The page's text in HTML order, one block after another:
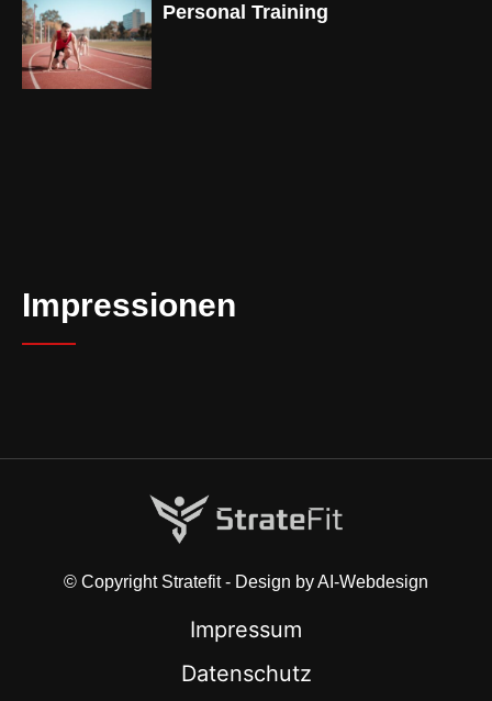
Personal Training
Impressionen
© Copyright Stratefit - Design by AI-Webdesign
Impressum
Datenschutz